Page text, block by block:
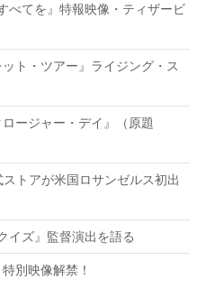
べてを』特報映像・ティザービ
ト・ツアー』ライジング・ス
ージャー・デイ』（原題
ストアが米国ロサンゼルス初出
イズ』監督演出を語る
別映像解禁！